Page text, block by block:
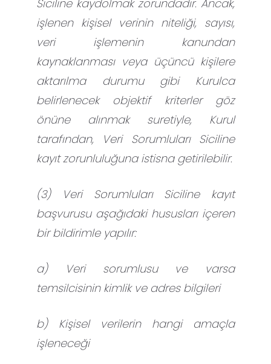
Siciline kaydolmak zorundadır. Ancak,
işlenen kişisel verinin niteliği, sayısı,
veri işlemenin kanundan
kaynaklanması veya üçüncü kişilere
aktarılma durumu gibi Kurulca
belirlenecek objektif kriterler göz
önüne alınmak suretiyle, Kurul
tarafından, Veri Sorumluları Siciline
kayıt zorunluluğuna istisna getirilebilir.
(3) Veri Sorumluları Siciline kayıt
başvurusu aşağıdaki hususları içeren
bir bildirimle yapılır:
a) Veri sorumlusu ve varsa
temsilcisinin kimlik ve adres bilgileri
b) Kişisel verilerin hangi amaçla
işleneceği